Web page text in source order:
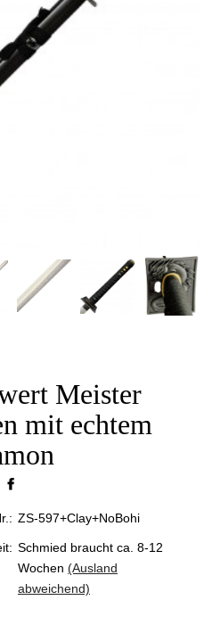
Meister
mit echtem
ZS-597+Clay+NoBohi
Schmied braucht ca. 8-12
Wochen (Ausland
abweichend)